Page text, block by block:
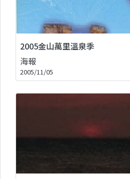
2005金山萬里溫泉季
海報
2005/11/05